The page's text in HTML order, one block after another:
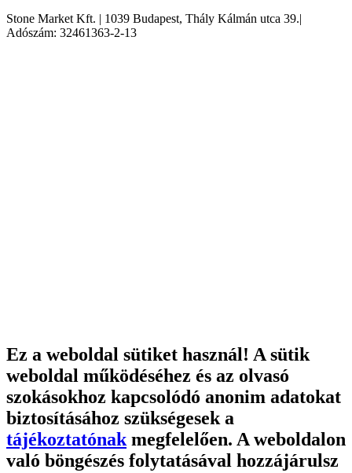
Stone Market Kft. | 1039 Budapest, Thály Kálmán utca 39.|
Adószám: 32461363-2-13
Ez a weboldal sütiket használ! A sütik
weboldal működéséhez és az olvasó
szokásokhoz kapcsolódó anonim adatokat
biztosításához szükségesek a
tájékoztatónak megfelelően. A weboldalon
való böngészés folytatásával hozzájárulsz